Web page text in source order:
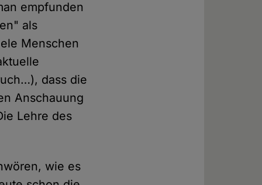
empfunden
als
Menschen
dass die
Anschauung
Lehre des
wie es